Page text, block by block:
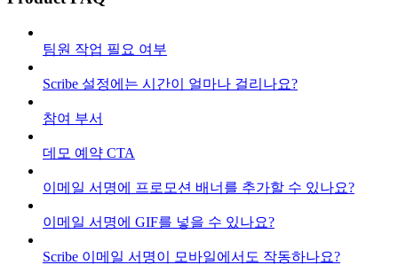
팀원 작업 필요 여부
Scribe 설정에는 시간이 얼마나 걸리나요?
참여 부서
데모 예약 CTA
이메일 서명에 프로모션 배너를 추가할 수 있나요?
이메일 서명에 GIF를 넣을 수 있나요?
Scribe 이메일 서명이 모바일에서도 작동하나요?